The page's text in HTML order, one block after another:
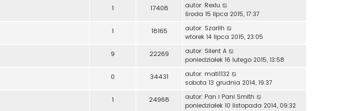
1 17408 autor: Rexlu
środa 15 lipca 2015, 17:37
1 18165 autor: Szarlih
wtorek 14 lipca 2015, 23:05
9 22269 autor: Silent A
poniedziałek 16 lutego 2015, 13:58
0 34431 autor: mati1132
sobota 13 grudnia 2014, 19:37
1 24968 autor: Pan i Pani Smith
poniedziałek 10 listopada 2014, 09:32